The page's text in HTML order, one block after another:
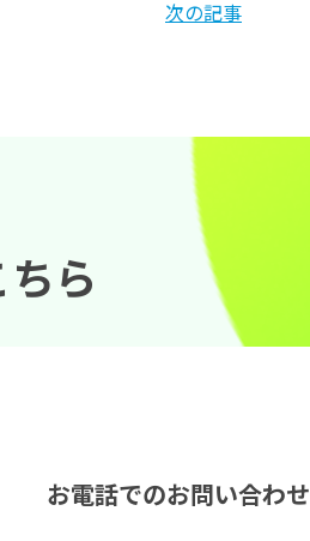
次の記事
ら
お電話でのお問い合わせ